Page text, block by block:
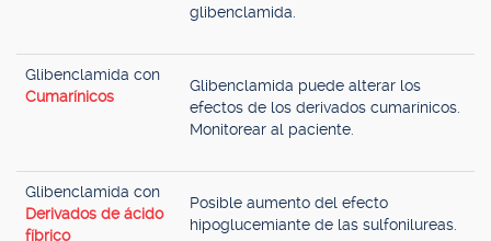
glibenclamida.
Glibenclamida con
Cumarínicos
Glibenclamida puede alterar los
efectos de los derivados cumarínicos.
Monitorear al paciente.
Glibenclamida con
Derivados de ácido
fíbrico
Posible aumento del efecto
hipoglucemiante de las sulfonilureas.